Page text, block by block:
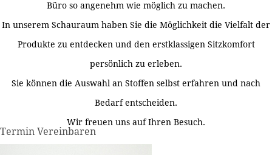
Büro so angenehm wie möglich zu machen.
In unserem Schauraum haben Sie die Möglichkeit die Vielfalt der
Produkte zu entdecken und den erstklassigen Sitzkomfort
persönlich zu erleben.
Sie können die Auswahl an Stoffen selbst erfahren und nach
Bedarf entscheiden.
Wir freuen uns auf Ihren Besuch.
Termin Vereinbaren